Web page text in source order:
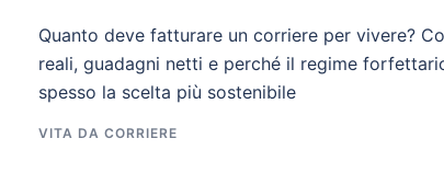
Quanto deve fatturare un corriere per vivere?
reali, guadagni netti e perché il regime
spesso la scelta più sostenibile
VITA DA CORRIERE